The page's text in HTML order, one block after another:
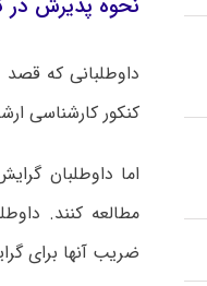
داوطلبانی که
کنکور کارشناسی
اما داوطلبان
مطالعه کنند.
ضریب آنها برای